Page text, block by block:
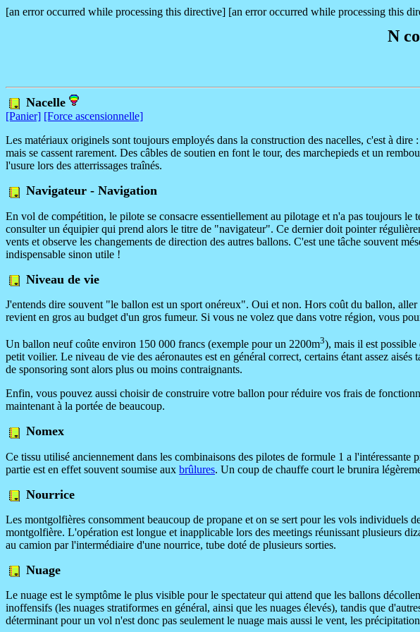
[an error occurred while processing this directive] [an error occurred while processing this
N
Nacelle
[Panier] [Force ascensionnelle]
Les matériaux originels sont toujours employés dans la construction des nacelles, c'est à
mais se cassent rarement. Des câbles de soutien en font le tour, des marchepieds et un
l'usure lors des atterrissages traînés.
Navigateur - Navigation
En vol de compétition, le pilote se consacre essentiellement au pilotage et n'a pas toujours
consulter un équipier qui prend alors le titre de "navigateur". Ce dernier doit pointer
vents et observe les changements de direction des autres ballons. C'est une tâche souvent
indispensable sinon utile !
Niveau de vie
J'entends dire souvent "le ballon est un sport onéreux". Oui et non. Hors coût du ballon,
revient en gros au budget d'un gros fumeur. Si vous ne volez que dans votre région, vous
Un ballon neuf coûte environ 150 000 francs (exemple pour un 2200m3), mais il est
petit voilier. Le niveau de vie des aéronautes est en général correct, certains étant assez
de sponsoring sont alors plus ou moins contraignants.
Enfin, vous pouvez aussi choisir de construire votre ballon pour réduire vos frais de
maintenant à la portée de beaucoup.
Nomex
Ce tissu utilisé anciennement dans les combinaisons des pilotes de formule 1 a
partie est en effet souvent soumise aux brûlures. Un coup de chauffe court le brunira
Nourrice
Les montgolfières consomment beaucoup de propane et on se sert pour les vols individuels
montgolfière. L'opération est longue et inapplicable lors des meetings réunissant plusieurs
au camion par l'intermédiaire d'une nourrice, tube doté de plusieurs sorties.
Nuage
Le nuage est le symptôme le plus visible pour le spectateur qui attend que les ballons
inoffensifs (les nuages stratiformes en général, ainsi que les nuages élevés), tandis que
déterminant pour un vol n'est donc pas seulement le nuage mais aussi le vent, les